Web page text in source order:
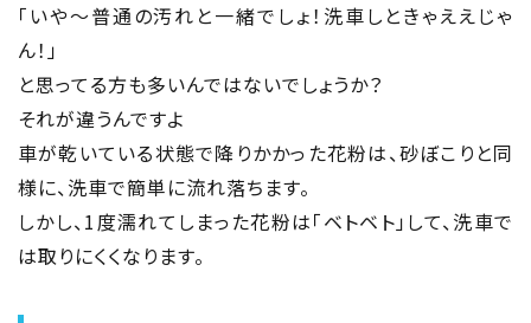
「いや〜普通の汚れと一緒でしょ！洗車しときゃええじゃ
ん！」
と思ってる方も多いんではないでしょうか？
それが違うんですよ
車が乾いている状態で降りかかった花粉は、砂ぼこりと同
様に、洗車で簡単に流れ落ちます。
しかし、1度濡れてしまった花粉は「ベトベト」して、洗車で
は取りにくくなります。